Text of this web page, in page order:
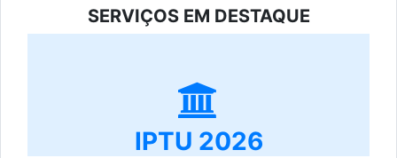
SERVIÇOS EM DESTAQUE
IPTU 2026